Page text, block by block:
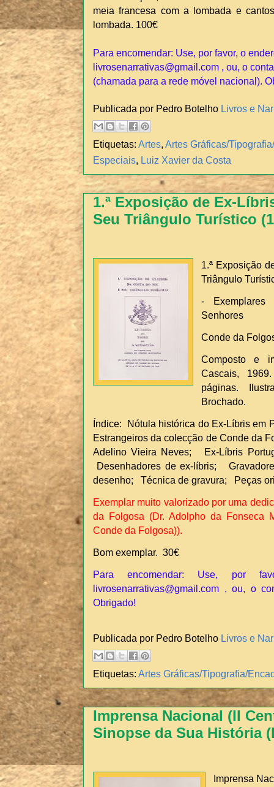
meia francesa com a lombada e
lombada. 100€
Para encomendar: Use, por favor, o
livrosenarrativas@gmail.com , ou, o
(chamada para a rede móvel nacional).
Publicada por Pedro Botelho Livros e
Etiquetas: Artes, Artes Gráficas/
Especiais, Luiz Xavier da Costa
1.ª Exposição de Ex-
Seu Triângulo Turístico
1.ª Exposição
Triângulo
- Exemplares
Senhores
Conde da
Composto e
Cascais,
páginas.
Brochado.
Índice: Nótula histórica do Ex-Líbris em
Estrangeiros da colecção de Conde da
Adelino Vieira Neves; Ex-Líbris
Desenhadores de ex-líbris;
desenho; Técnica de gravura; Peças
Exemplar muito valorizado por uma
da Folgosa (Dr. Adolpho da Fonseca
Conde da Folgosa)).
Bom exemplar. 30€
Para encomendar: Use, por
livrosenarrativas@gmail.com , ou, o
Obrigado!
Publicada por Pedro Botelho Livros e
Etiquetas: Artes Gráficas/Tipografia/
Imprensa Nacional (II
Sinopse da Sua História
Imprensa